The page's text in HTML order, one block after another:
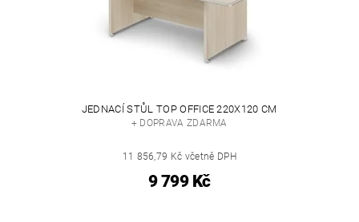
JEDNACÍ STŮL TOP OFFICE 220X120 CM
+ DOPRAVA ZDARMA
11 856,79 Kč včetně DPH
9 799 Kč